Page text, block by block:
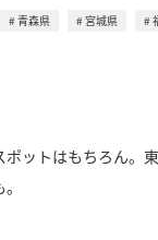
青森県 宮城県
ポットはもちろん。